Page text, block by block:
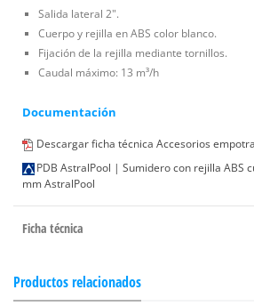
Salida lateral 2".
Cuerpo y rejilla en ABS color blanco.
Fijación de la rejilla mediante tornillos.
Caudal máximo: 13 m³/h
Documentación
Descargar ficha técnica Accesorios
PDB AstralPool | Sumidero con rejilla ABS
mm AstralPool
Ficha técnica
Productos relacionados